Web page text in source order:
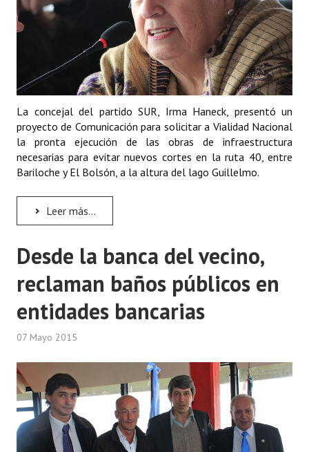
La concejal del partido SUR, Irma Haneck, presentó un
proyecto de Comunicación para solicitar a Vialidad Nacional
la pronta ejecución de las obras de infraestructura
necesarias para evitar nuevos cortes en la ruta 40, entre
Bariloche y El Bolsón, a la altura del lago Guillelmo.
Leer más...
Desde la banca del vecino,
reclaman baños públicos en
entidades bancarias
07 Mayo 2015